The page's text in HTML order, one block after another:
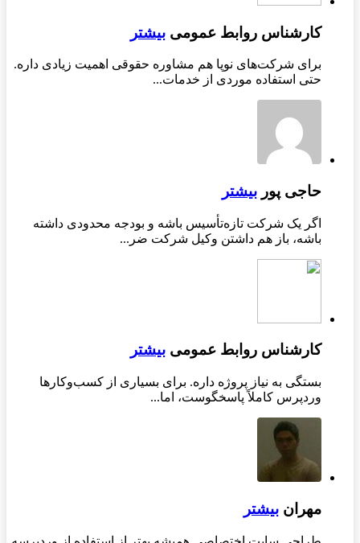
کارشناس روابط عمومی بیشتر
برای شرکت‌های نوپا هم مشاوره حقوقی اهمیت زیادی داره.
حتی استفاده موردی از خدمات...
حاجی پور بیشتر
اگر یک شرکت تازه‌تأسیس باشه و بودجه محدودی داشته
باشه، باز هم داشتن وکیل شرکت ضر...
کارشناس روابط عمومی بیشتر
بستگی به نیاز پروژه داره. برای بسیاری از کسب‌وکارها
وردپرس کاملاً پاسخگوست، اما...
مهران بیشتر